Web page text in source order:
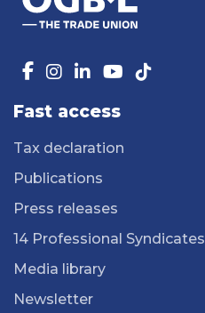
Fast access
Tax declaration
Publications
Press releases
14 Professional Syndicates
Media library
Newsletter